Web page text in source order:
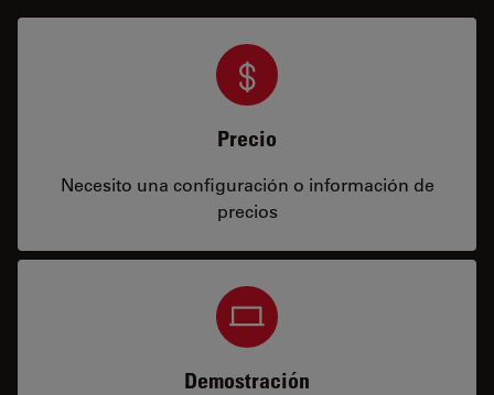
Precio
Necesito una configuración o información de
precios
Demostración